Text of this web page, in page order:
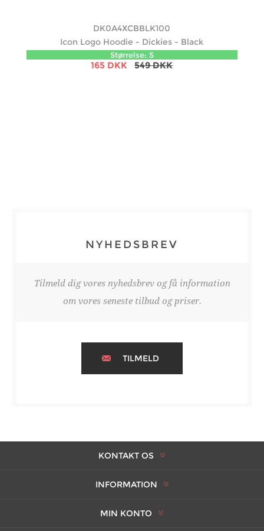
DK0A4XCBBLK100
Icon Logo Hoodie - Dickies - Black
Størrelse: S
165 DKK 549 DKK
NYHEDSBREV
Tilmeld dig vores nyhedsbrev og få information
om vores seneste tilbud og priser.
TILMELD
KONTAKT OS
INFORMATION
MIN KONTO